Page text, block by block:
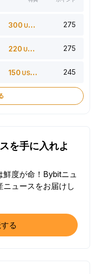
300 USDT 275
220 USDT 275
150 USDT 245
を手に入れよ
度が命！Bybitニュ
ュースをお届けし
る